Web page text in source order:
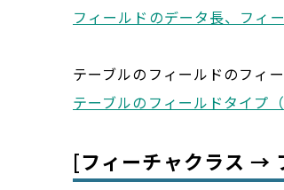
フィールドのデータ長、フィ
テーブルのフィールドのフィ
テーブルのフィールドタイプ
[フィーチャクラス →